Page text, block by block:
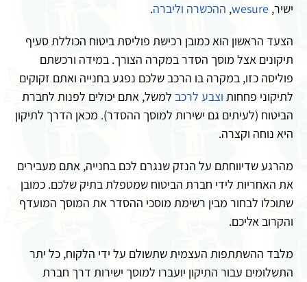
ישיר, wesure
, ההכשרה וליברה.
הצעד הראשון הוא כמובן רכישת פוליסת ביטוח הכוללת סעיף
תיקונים אצל מוסך הסדר במקרה הצורך. במידה ורכשתם
פוליסה כזו, במקרה בו הרכב שלכם נפגע בחנייה ואתם זקוקים
לתיקוני פחחות וצבע לרכב למשל, אתם יכולים לפנות לחברת
הביטוח (לעיתים גם ישירות למוסך ההסדר). מכאן הדרך לתיקון
היא נוחה וקצרה.
מהרגע שדיווחתם על הנזק שנגרם לכם בחנייה, אתם מעבירים
את האחריות לידי חברת הביטוח שמטפלת בתיק שלכם. כמובן
שתוכלו לבחור מבין רשימת מוסכי ההסדר את המוסך המועדף
והקרוב אליכם.
מלבד ההשתתפות העצמית שתשולם על ידי הלקוח, כל יתר
התשלומים עבור התיקון יועברו למוסך ישירות דרך חברת